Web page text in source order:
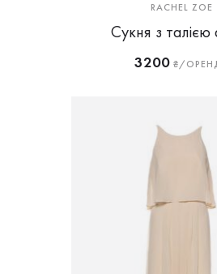
RACHEL ZOE
Сукня з талією
3200₴/